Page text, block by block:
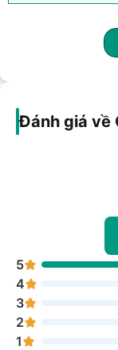
Đánh giá về
5
4
3
2
1